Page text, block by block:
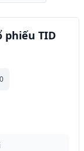
phiếu TID